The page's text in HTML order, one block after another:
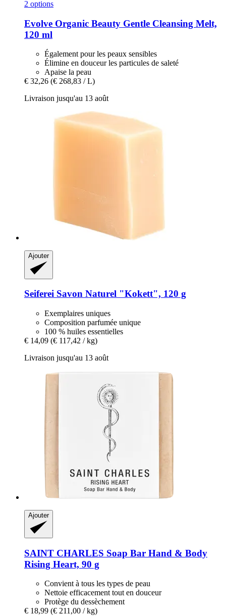
2 options
Evolve Organic Beauty Gentle Cleansing Melt,
120 ml
Également pour les peaux sensibles
Élimine en douceur les particules de saleté
Apaise la peau
€ 32,26 (€ 268,83 / L)
Livraison jusqu'au 13 août
Ajouter
Seiferei Savon Naturel "Kokett", 120 g
Exemplaires uniques
Composition parfumée unique
100 % huiles essentielles
€ 14,09 (€ 117,42 / kg)
Livraison jusqu'au 13 août
Ajouter
SAINT CHARLES Soap Bar Hand & Body
Rising Heart, 90 g
Convient à tous les types de peau
Nettoie efficacement tout en douceur
Protège du dessèchement
€ 18,99 (€ 211,00 / kg)